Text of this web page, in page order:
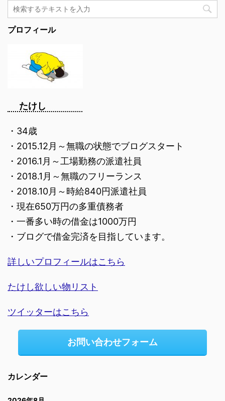
プロフィール
たけし
・34歳
・2015.12月～無職の状態でブログスタート
・2016.1月～工場勤務の派遣社員
・2018.1月～無職のフリーランス
・2018.10月～時給840円派遣社員
・現在650万円の多重債務者
・一番多い時の借金は1000万円
・ブログで借金完済を目指しています。
詳しいプロフィールはこちら
たけし欲しい物リスト
ツイッターはこちら
お問い合わせフォーム
カレンダー